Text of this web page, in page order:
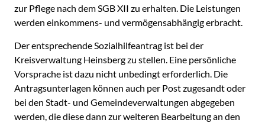
zur Pflege nach dem SGB XII zu erhalten. Die Leistungen
werden einkommens- und vermögensabhängig erbracht.
Der entsprechende Sozialhilfeantrag ist bei der
Kreisverwaltung Heinsberg zu stellen. Eine persönliche
Vorsprache ist dazu nicht unbedingt erforderlich. Die
Antragsunterlagen können auch per Post zugesandt oder
bei den Stadt- und Gemeindeverwaltungen abgegeben
werden, die diese dann zur weiteren Bearbeitung an den